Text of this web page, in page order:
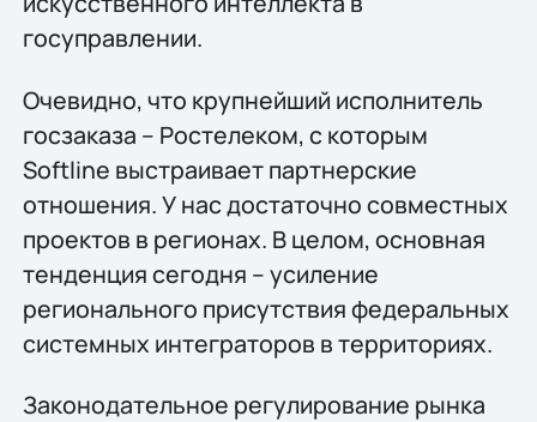
госуправлении.
Очевидно, что крупнейший исполнитель
госзаказа – Ростелеком, с которым
Softline выстраивает партнерские
отношения. У нас достаточно совместных
проектов в регионах. В целом, основная
тенденция сегодня – усиление
регионального присутствия федеральных
системных интеграторов в территориях.
Законодательное регулирование рынка